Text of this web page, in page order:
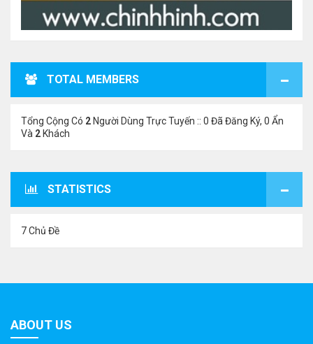
TOTAL MEMBERS
Tổng Cộng Có 2 Người Dùng Trực Tuyến :: 0 Đã Đăng Ký, 0 Ẩn
Và 2 Khách
STATISTICS
7 Chủ Đề
ABOUT US